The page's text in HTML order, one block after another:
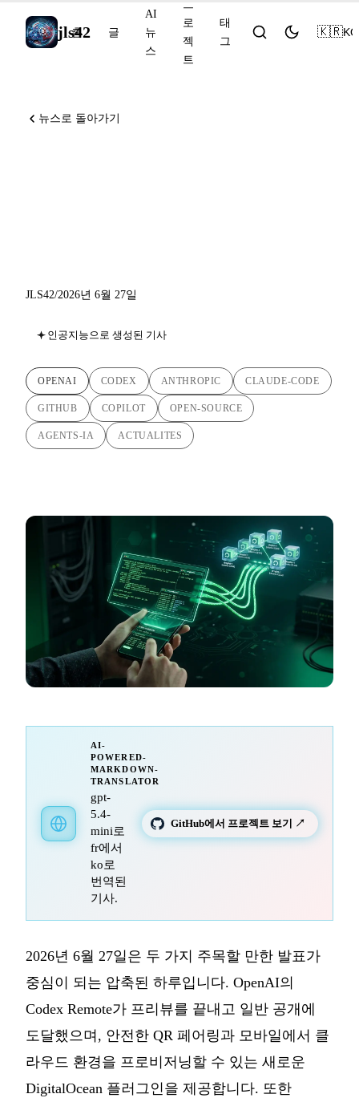
jls42
홈 글
AI
뉴
스
프
로
젝
트
태
그
🇰🇷KO
뉴스로 돌아가기
JLS42/2026년 6월 27일
인공지능으로 생성된 기사
OPENAI CODEX ANTHROPIC CLAUDE-CODE
GITHUB COPILOT OPEN-SOURCE
AGENTS-IA ACTUALITES
AI-
POWERED-
MARKDOWN-
TRANSLATOR
gpt-
5.4-
mini로
fr에서
ko로
번역된
기사.
GitHub에서 프로젝트 보기 ↗
2026년 6월 27일은 두 가지 주목할 만한 발표가
중심이 되는 압축된 하루입니다. OpenAI의
Codex Remote가 프리뷰를 끝내고 일반 공개에
도달했으며, 안전한 QR 페어링과 모바일에서 클
라우드 환경을 프로비저닝할 수 있는 새로운
DigitalOcean 플러그인을 제공합니다. 또한